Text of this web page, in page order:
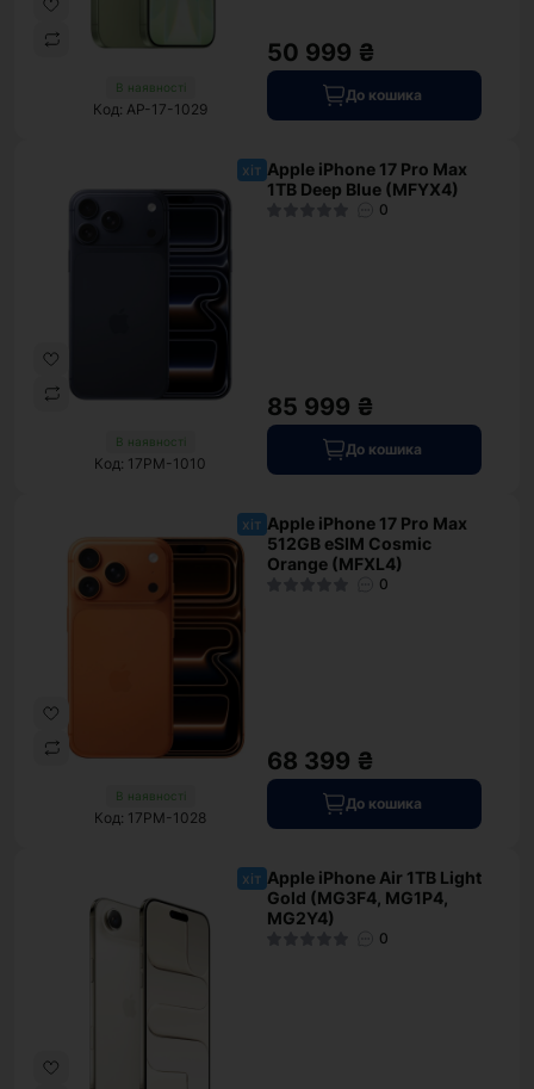
В наявності
Код: AP-17-1029
50 999 ₴
До кошика
хіт
В наявності
Код: 17PM-1010
Apple iPhone 17 Pro Max
1TB Deep Blue (MFYX4)
0
85 999 ₴
До кошика
хіт
В наявності
Код: 17PM-1028
Apple iPhone 17 Pro Max
512GB eSIM Cosmic
Orange (MFXL4)
0
68 399 ₴
До кошика
хіт Apple iPhone Air 1TB Light
Gold (MG3F4, MG1P4,
MG2Y4)
0